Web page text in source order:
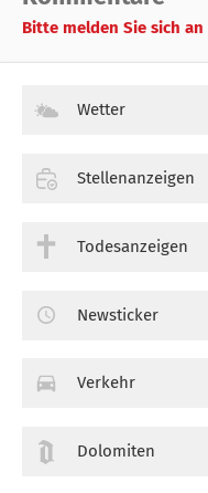
Bitte melden Sie sich an
Wetter
Stellenanzeigen
Todesanzeigen
Newsticker
Verkehr
Dolomiten